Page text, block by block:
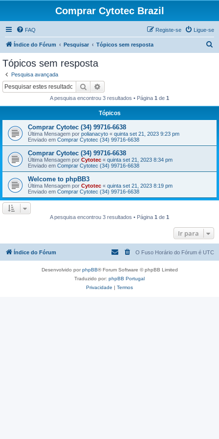
Comprar Cytotec Brazil
FAQ Ligue-se
Registe-se
Índice do Fórum Pesquisar Tópicos sem resposta
Tópicos sem resposta
Pesquisa avançada
Pesquisar
A pesquisa encontrou 3 resultados • Página 1 de 1
Tópicos
Comprar Cytotec (34) 99716-6638
Última Mensagem por polianacyto « quinta set 21, 2023 9:23 pm
Enviado em Comprar Cytotec (34) 99716-6638
Comprar Cytotec (34) 99716-6638
Última Mensagem por Cytotec « quinta set 21, 2023 8:34 pm
Enviado em Comprar Cytotec (34) 99716-6638
Welcome to phpBB3
Última Mensagem por Cytotec « quinta set 21, 2023 8:19 pm
Enviado em Comprar Cytotec (34) 99716-6638
A pesquisa encontrou 3 resultados • Página 1 de 1
Ir para
Índice do Fórum O Fuso Horário do Fórum é UTC
Desenvolvido porphpBB® Forum Software © phpBB Limited
Traduzido por: phpBB Portugal
Privacidade | Termos